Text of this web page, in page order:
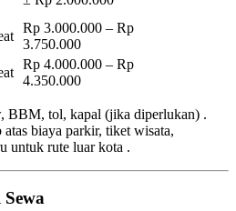
Rp 3.000.000 – Rp
3.750.000
Rp 4.000.000 – Rp
4.350.000
BBM, tol, kapal (jika diperlukan) .
biaya parkir, tiket wisata,
untuk rute luar kota .